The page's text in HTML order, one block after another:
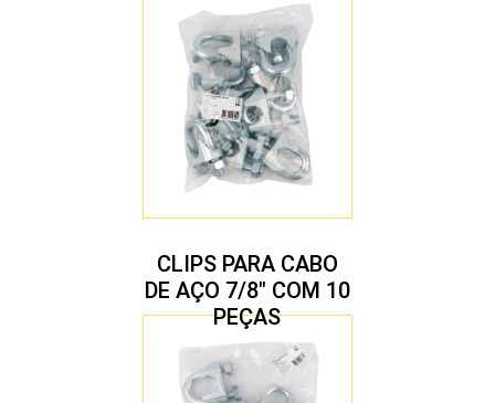
CLIPS PARA CABO
DE AÇO 7/8″ COM 10
PEÇAS